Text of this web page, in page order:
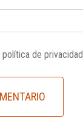
política de privacidad